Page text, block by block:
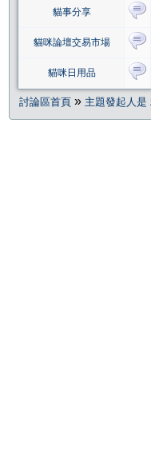
貓事分享
貓咪論壇交易市場
貓咪日用品
討論區首頁 » 主題發起人是